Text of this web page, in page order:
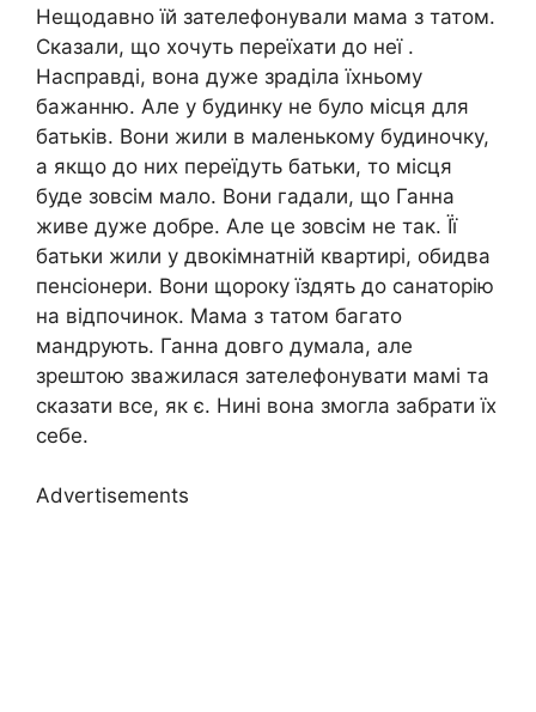
Нещодавно їй зателефонували мама з татом.
Сказали, що хочуть переїхати до неї .
Насправді, вона дуже зраділа їхньому
бажанню. Але у будинку не було місця для
батьків. Вони жили в маленькому будиночку,
а якщо до них переїдуть батьки, то місця
буде зовсім мало. Вони гадали, що Ганна
живе дуже добре. Але це зовсім не так. Її
батьки жили у двокімнатній квартирі, обидва
пенсіонери. Вони щороку їздять до санаторію
на відпочинок. Мама з татом багато
мандрують. Ганна довго думала, але
зрештою зважилася зателефонувати мамі та
сказати все, як є. Нині вона змогла забрати їх
себе.
Advertisements